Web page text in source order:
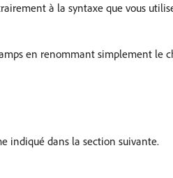
à la syntaxe que vous
en renommant simplement le
indiqué dans la section suivante.